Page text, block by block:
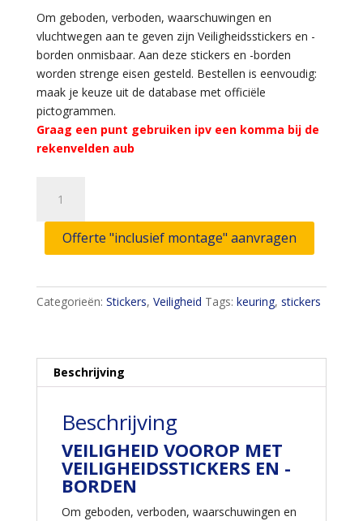
Om geboden, verboden, waarschuwingen en
vluchtwegen aan te geven zijn Veiligheidsstickers en -
borden onmisbaar. Aan deze stickers en -borden
worden strenge eisen gesteld. Bestellen is eenvoudig:
maak je keuze uit de database met officiële
pictogrammen.
Graag een punt gebruiken ipv een komma bij de
rekenvelden aub
borden
aantal
Offerte "inclusief montage" aanvragen
Categorieën: Stickers, Veiligheid Tags: keuring, stickers
Beschrijving
Beschrijving
VEILIGHEID VOOROP MET
VEILIGHEIDSSTICKERS EN -
BORDEN
Om geboden, verboden, waarschuwingen en